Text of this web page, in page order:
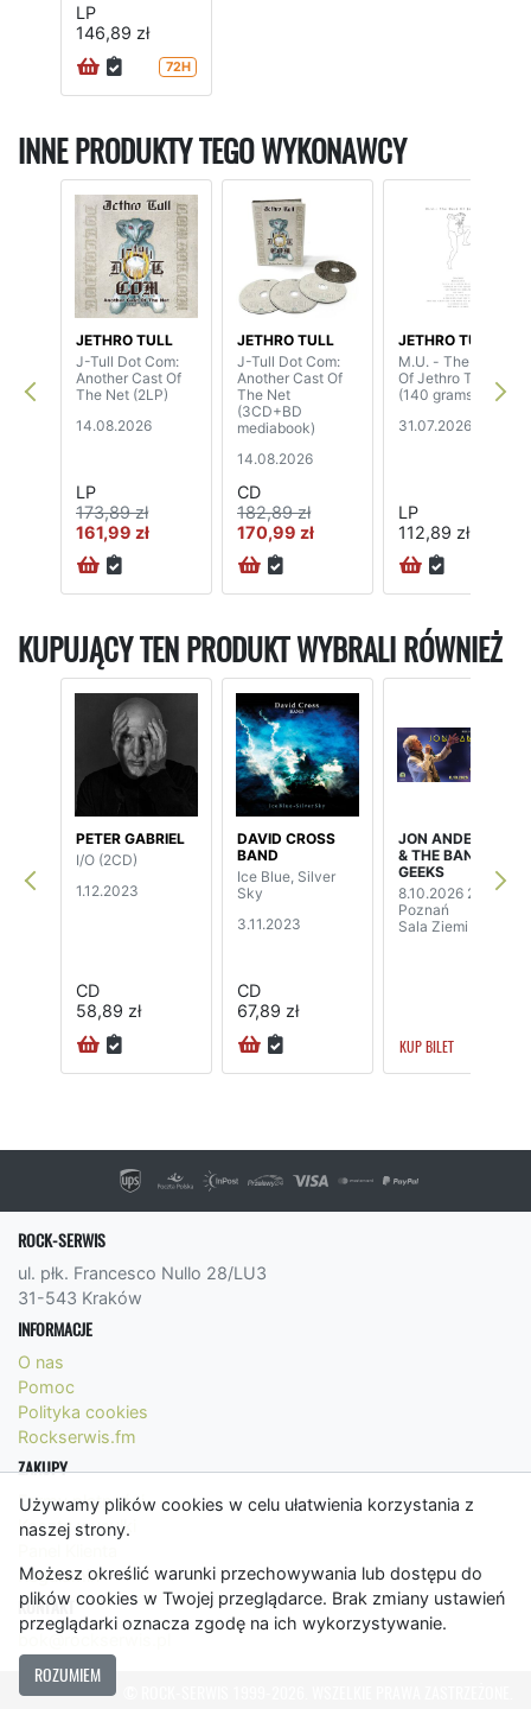
Używamy plików cookies w celu ułatwienia korzystania z
naszej strony.
Możesz określić warunki przechowywania lub dostępu do
plików cookies w Twojej przeglądarce. Brak zmiany ustawień
przeglądarki oznacza zgodę na ich wykorzystywanie.
ROZUMIEM
LP
146,89 zł
72H
INNE PRODUKTY TEGO WYKONAWCY
JETHRO TULL
J-Tull Dot Com:
Another Cast Of
The Net (2LP)
14.08.2026
LP
173,89 zł
161,99 zł
JETHRO TULL
J-Tull Dot Com:
Another Cast Of
The Net
(3CD+BD
mediabook)
14.08.2026
CD
182,89 zł
170,99 zł
JETHRO TULL
M.U. - The Best
Of Jethro Tull
(140 grams)
31.07.2026
LP
112,89 zł
KUPUJĄCY TEN PRODUKT WYBRALI RÓWNIEŻ
PETER GABRIEL
I/O (2CD)
1.12.2023
CD
58,89 zł
DAVID CROSS
BAND
Ice Blue, Silver
Sky
3.11.2023
CD
67,89 zł
JON ANDERSON
& THE BAND
GEEKS
8.10.2026 20:00
Poznań
Sala Ziemi
KUP BILET
ROCK-SERWIS
ul. płk. Francesco Nullo 28/LU3
31-543 Kraków
INFORMACJE
O nas
Pomoc
Polityka cookies
Rockserwis.fm
ZAKUPY
Formy płatności
Koszty wysyłki
Regulamin
KONTAKT
bok@rockserwis.pl